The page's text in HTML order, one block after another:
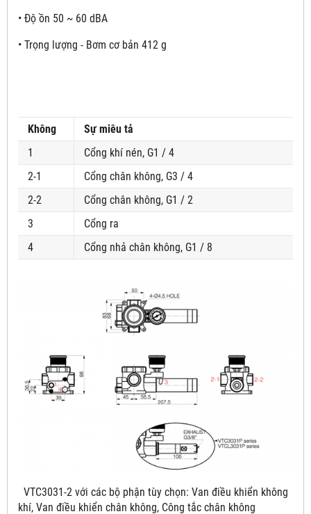
• Độ ồn 50 ~ 60 dBA
• Trọng lượng - Bơm cơ bản 412 g
Không
Sự miêu tả
1
Cổng khí nén, G1 / 4
2-1
Cổng chân không, G3 / 4
2-2
Cổng chân không, G1 / 2
3
Cổng ra
4
Cổng nhả chân không, G1 / 8
VTC3031-2 với các bộ phận tùy chọn: Van điều khiển không
khí, Van điều khiển chân không, Công tắc chân không